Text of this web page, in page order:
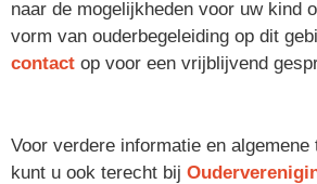
naar de mogelijkheden voor uw kind
vorm van ouderbegeleiding op dit
contact op voor een vrijblijvend
Voor verdere informatie en
kunt u ook terecht bij